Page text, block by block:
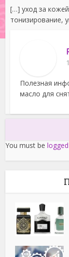
[…] уход за
тонизирование,
Полезная
масло для
You must be